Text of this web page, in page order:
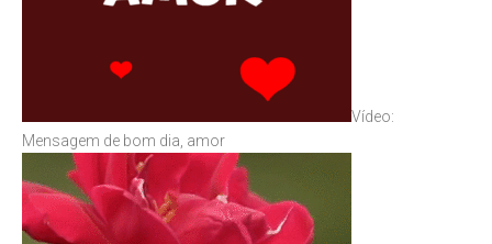
Vídeo:
Mensagem de bom dia, amor